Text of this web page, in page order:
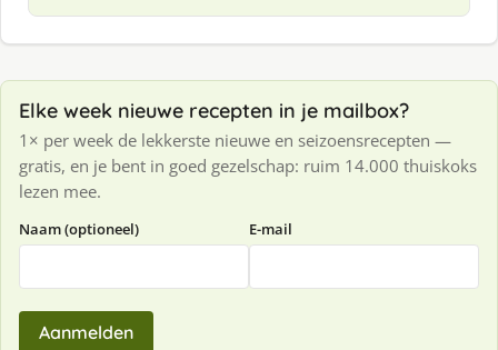
Elke week nieuwe recepten in je mailbox?
1× per week de lekkerste nieuwe en seizoensrecepten —
gratis, en je bent in goed gezelschap: ruim 14.000 thuiskoks
lezen mee.
Naam (optioneel) E-mail
Aanmelden